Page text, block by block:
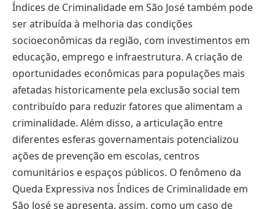
Índices de Criminalidade em São José também pode
ser atribuída à melhoria das condições
socioeconômicas da região, com investimentos em
educação, emprego e infraestrutura. A criação de
oportunidades econômicas para populações mais
afetadas historicamente pela exclusão social tem
contribuído para reduzir fatores que alimentam a
criminalidade. Além disso, a articulação entre
diferentes esferas governamentais potencializou
ações de prevenção em escolas, centros
comunitários e espaços públicos. O fenômeno da
Queda Expressiva nos Índices de Criminalidade em
São José se apresenta, assim, como um caso de